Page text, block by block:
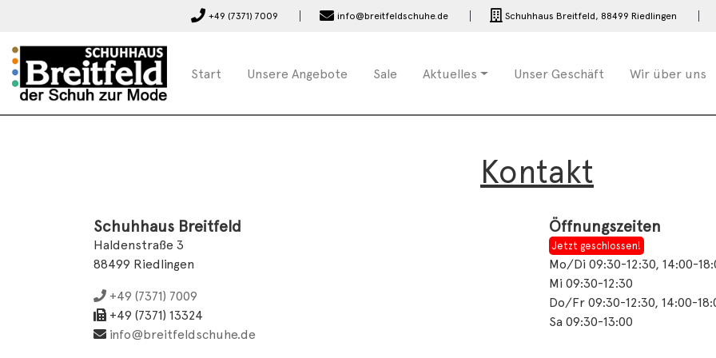
+49 (7371) 7009 info@breitfeldschuhe.de Schuhhaus Breitfeld, 88499 Riedlingen
Start Unsere Angebote Sale Aktuelles Unser Geschäft Wir über uns
Kontakt
Schuhhaus Breitfeld
Haldenstraße 3
88499 Riedlingen
+49 (7371) 7009
+49 (7371) 13324
info@breitfeldschuhe.de
Öffnungszeiten
Jetzt geschlossen!
Mo/Di 09:30-12:30, 14:00-
Mi 09:30-12:30
Do/Fr 09:30-12:30, 14:00-
Sa 09:30-13:00